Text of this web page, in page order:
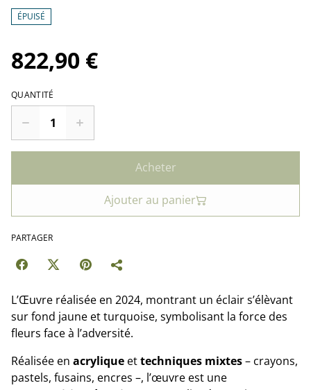
ÉPUISÉ
822,90 €
QUANTITÉ
Acheter
Ajouter au panier
PARTAGER
L’Œuvre réalisée en 2024, montrant un éclair s’élèvant
sur fond jaune et turquoise, symbolisant la force des
fleurs face à l’adversité.
Réalisée en acrylique ettechniques mixtes– crayons,
pastels, fusains, encres –, l’œuvre est une